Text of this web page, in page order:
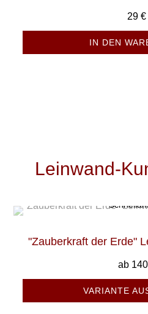
29€
IN DEN
Leinwand-
"Zauberkraft der Erde"
ab 140
VARIANTE